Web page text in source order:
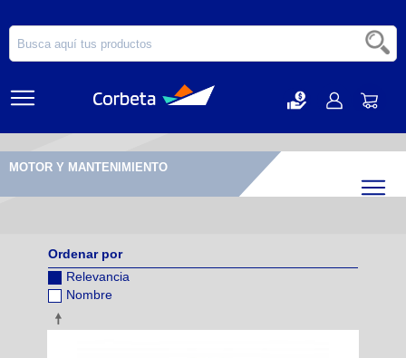
MOTOR Y MANTENIMIENTO
Ordenar por
Relevancia
Nombre